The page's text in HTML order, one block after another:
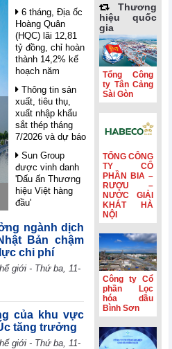
6 tháng, Địa ốc
Hoàng Quân
(HQC) lãi 12,81
tỷ đồng, chỉ hoàn
thành 14,2% kế
hoạch năm
Thông tin sản
xuất, tiêu thụ,
xuất nhập khẩu
sắt thép tháng
7/2026 và dự báo
Sun Group
được vinh danh
'Dấu ấn Thương
hiệu Việt hàng
đầu'
Nghị quyết 10 -
FDI trong giai
đoạn mới: Công
nghệ, liên kết và
giá trị dài hạn
ngọt từ hoạt động
kinh doanh ngoài
xăng dầu
ngành dịch
Bản chậm
chi phí
giới - Thứ ba, 11-
của khu vực
tăng trưởng
giới - Thứ ba, 11-
Thương
hiệu quốc
gia
Tổng Công
ty Tân Cảng
Sài Gòn
TỔNG CÔNG
TY CỔ
PHẦN BIA –
RƯỢU –
NƯỚC GIẢI
KHÁT HÀ
NỘI
Công ty Cổ
phần Lọc
hóa dầu
Bình Sơn